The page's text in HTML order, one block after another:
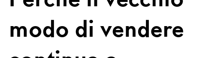
modo di vendere